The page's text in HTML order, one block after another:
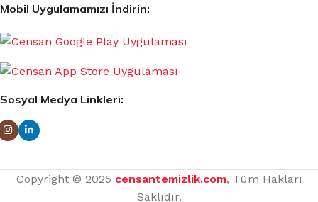
Mobil Uygulamamızı İndirin:
Sosyal Medya Linkleri:
Copyright © 2025 censantemizlik.com, Tüm Hakları
Saklıdır.